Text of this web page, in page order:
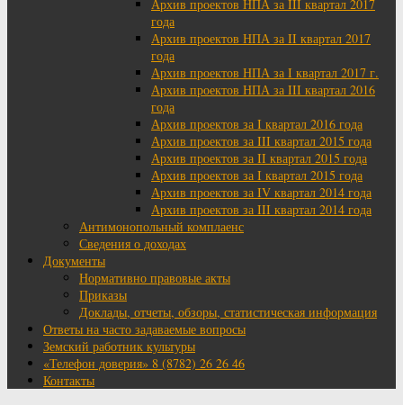
Архив проектов НПА за III квартал 2017
года
Архив проектов НПА за II квартал 2017
года
Архив проектов НПА за I квартал 2017 г.
Архив проектов НПА за III квартал 2016
года
Архив проектов за I квартал 2016 года
Архив проектов за III квартал 2015 года
Архив проектов за II квартал 2015 года
Архив проектов за I квартал 2015 года
Архив проектов за IV квартал 2014 года
Архив проектов за III квартал 2014 года
Антимонопольный комплаенс
Сведения о доходах
Документы
Нормативно правовые акты
Приказы
Доклады, отчеты, обзоры, статистическая информация
Ответы на часто задаваемые вопросы
Земский работник культуры
«Телефон доверия» 8 (8782) 26 26 46
Контакты